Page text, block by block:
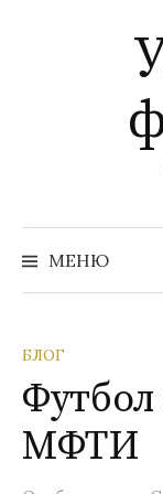
к
с
ж
и
м
МЕНЮ
БЛОГ
МФТИ